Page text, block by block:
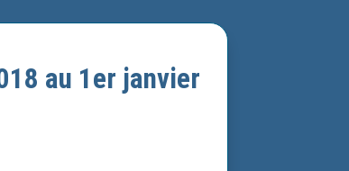
au 1er janvier